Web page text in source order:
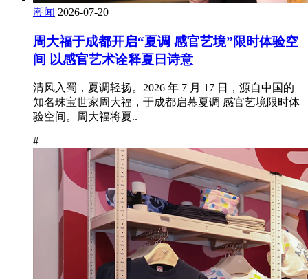
潮闻 2026-07-20
周大福于成都开启“夏调 感官艺境”限时体验空
间 以感官艺术诠释夏日诗意
清风入蜀，夏调轻扬。2026 年 7 月 17 日，源自中国的
知名珠宝世家周大福，于成都启幕夏调 感官艺境限时体
验空间。周大福将夏..
#